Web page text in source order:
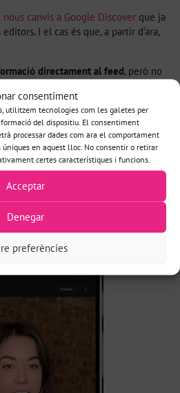
consentiment
utilitzem tecnologies com les galetes per
del dispositiu. El consentiment
processar dades com ara el comportament
en aquest lloc. No consentir o retirar
certes característiques i funcions.
Acceptar
Denegar
preferències
canvis a Google Discover que ja
I el cas és que, a partir d’ara,
directament al feed, però no
a Instagram o YouTube,
molt més la vitrina a la qual els
i posicionar el seu contingut.
has construït una estratègia al
és trànsit extra, has pres una
moment del camí».